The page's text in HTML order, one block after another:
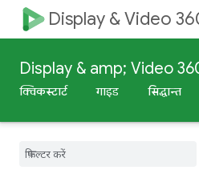
Display & Video
Display & amp; Video
क्विकस्टार्ट गाइड सिद्धान्त
advertisers.adAssets
विज्ञापन देने वालों.adGroupAds
विकल्प
advertisers
Groups youtube Asset
विज्ञापनदाता